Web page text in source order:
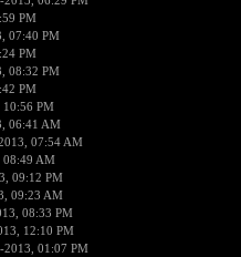
PM
07:40 PM
PM
08:32 PM
PM
PM
06:41 AM
07:54 AM
AM
09:12 PM
09:23 AM
08:33 PM
12:10 PM
2013, 01:07 PM